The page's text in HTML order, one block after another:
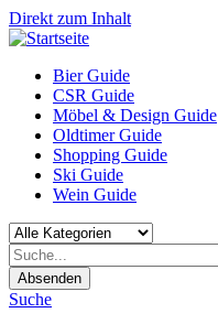
Direkt zum Inhalt
Bier Guide
CSR Guide
Möbel & Design Guide
Oldtimer Guide
Shopping Guide
Ski Guide
Wein Guide
Absenden
Suche